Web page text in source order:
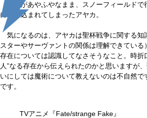
記憶があやふやなまま、スノーフィールドで
に巻き込まれてしまったアヤカ。
気になるのは、アヤカは聖杯戦争に関する知
スターやサーヴァントの関係は理解できてい
存在については認識してなさそうなこと。時折
人”なる存在から伝えられたのかと思いますが
いにしては魔術について教えないのは不自然
です。
TVアニメ『Fate/strange Fake』